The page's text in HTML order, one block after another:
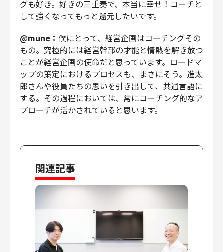
グも好き。好きの三重奏で、本当に幸せ！コーチと
して強くなってもっと還元したいです。
@mune： 僕にとって、経営企画はコーチングその
もの。究極的には経営幹部の才能と情熱を解き放つ
ことが経営企画の使命だと思っています。ロードマ
ップの策定におけるプロセスも、まさにそう。進太
郎さんや役員たちの思いを引き出して、共通言語に
する。その過程においては、常にコーチング的なア
プローチが活かされていると思います。
関連記事